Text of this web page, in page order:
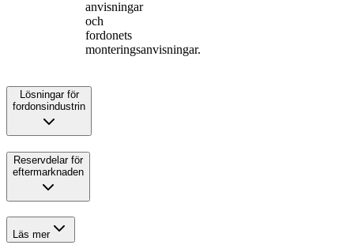
anvisningar
och
fordonets
monteringsanvisningar.
Lösningar för
fordonsindustrin
Reservdelar för
eftermarknaden
Läs mer